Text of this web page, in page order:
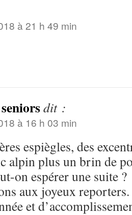
à 21 h 49 min
dit :
à 16 h 03 min
espiègles, des
alpin plus un brin de
on espérer une suite ?
aux joyeux
et